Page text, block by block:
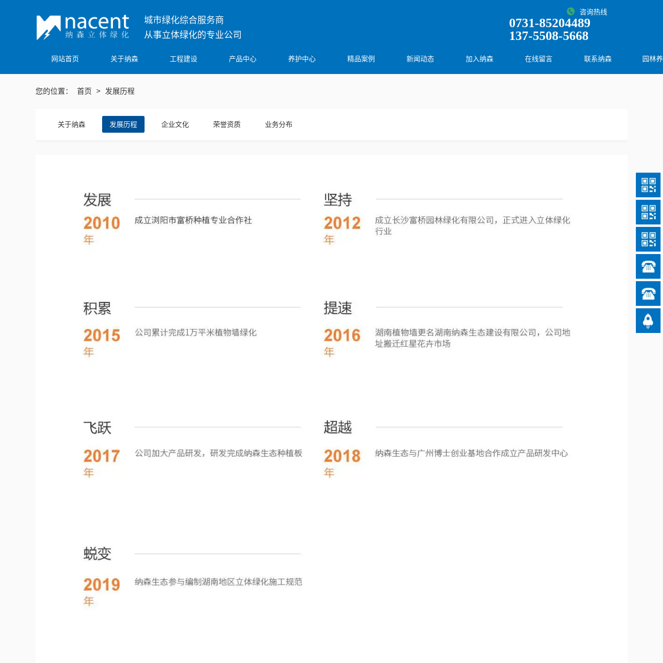
网站首页 关于纳森 工程建设 产品中心 养护中心 精品案例 新闻动态 加入纳森 在线留言 联系纳森 园林
0731-85204489
137-5508-5668
城市绿化综合服务商
从事立体绿化的专业公司
咨询热线
您的位置： 首页 > 发展历程
关于纳森 发展历程 企业文化 荣誉资质 业务分布